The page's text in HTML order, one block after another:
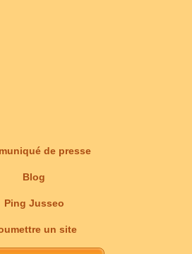
de presse
Blog
Ping Jusseo
un site